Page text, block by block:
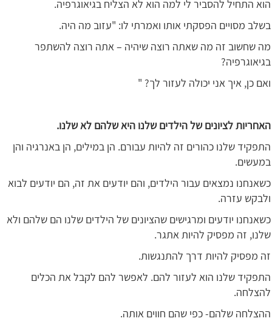
הוא התחיל להסביר לי למה הוא לא הצליח בגיאוגרפיה.
בשלב מסויים הפסקתי אותו ואמרתי לו: "עזוב מה היה.
מה שחשוב זה מה שאתה רוצה שיהיה – אתה רוצה להשתפר
בגיאוגרפיה?
ואם כן, איך אני יכולה לעזור לך? "
האחריות לציונים של הילדים שלנו היא שלהם לא שלנו.
התפקיד שלנו כהורים זה להיות עבורם. הן במילים, הן באנרגיה והן
במעשים.
כשאנחנו נמצאים עבור הילדים, והם יודעים את זה, הם יודעים לבוא
ולבקש עזרה.
כשאנחנו יודעים ומרגישים שהציונים של הילדים שלנו הם שלהם ולא
שלנו, זה מפסיק להיות אתגר.
זה מפסיק להיות דרך להתנגשות.
התפקיד שלנו הוא לעזור להם. לאפשר להם לקבל את הכלים
להצלחה.
ההצלחה שלהם- כפי שהם חווים אותה.